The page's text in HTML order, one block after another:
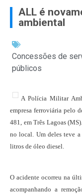
ALL é
ambiental
Concessões de
públicos
A Polícia Militar
empresa ferroviária pelo
481, em Três Lagoas
no local. Um deles teve
litros de óleo diesel.
O acidente ocorreu na
acompanhando a